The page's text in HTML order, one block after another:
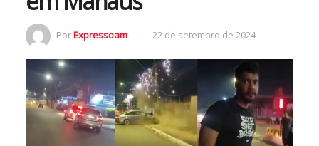
PorExpressoam 22 de setembro de 2024